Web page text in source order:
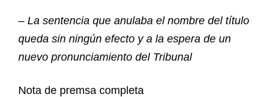
– La sentencia que anulaba el nombre del título
queda sin ningún efecto y a la espera de un
nuevo pronunciamiento del Tribunal
Nota de premsa completa